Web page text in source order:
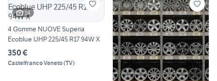
14
4 Gomme NUOVE Superia
Ecoblue UHP 225/45 R17 94W X
350 €
Castelfranco Veneto(TV)